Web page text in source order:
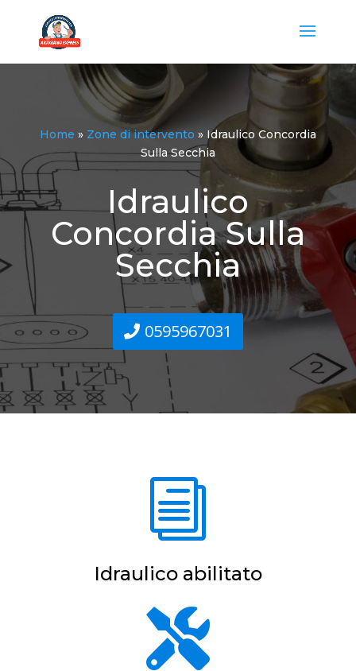
Home » Zone di intervento » Idraulico Concordia
Sulla Secchia
Idraulico
Concordia Sulla
Secchia
0595967031
i
Idraulico abilitato
